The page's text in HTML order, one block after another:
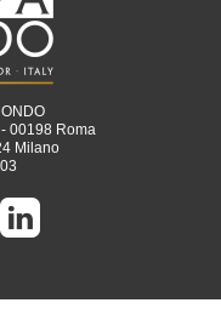
00198 Roma
Milano